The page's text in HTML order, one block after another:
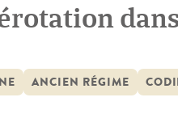
ANCIEN RÉGIME